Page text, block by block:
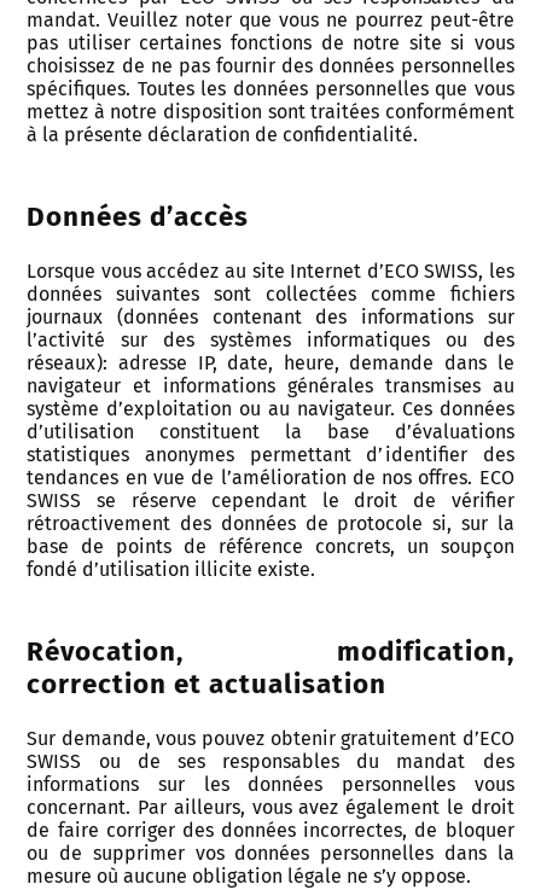
mandat. Veuillez noter que vous ne pourrez peut-être
pas utiliser certaines fonctions de notre site si vous
choisissez de ne pas fournir des données personnelles
spécifiques. Toutes les données personnelles que vous
mettez à notre disposition sont traitées conformément
à la présente déclaration de confidentialité.
Données d’accès
Lorsque vous accédez au site Internet d’ECO SWISS, les
données suivantes sont collectées comme fichiers
journaux (données contenant des informations sur
l’activité sur des systèmes informatiques ou des
réseaux): adresse IP, date, heure, demande dans le
navigateur et informations générales transmises au
système d’exploitation ou au navigateur. Ces données
d’utilisation constituent la base d’évaluations
statistiques anonymes permettant d’identifier des
tendances en vue de l’amélioration de nos offres. ECO
SWISS se réserve cependant le droit de vérifier
rétroactivement des données de protocole si, sur la
base de points de référence concrets, un soupçon
fondé d’utilisation illicite existe.
Révocation, modification,
correction et actualisation
Sur demande, vous pouvez obtenir gratuitement d’ECO
SWISS ou de ses responsables du mandat des
informations sur les données personnelles vous
concernant. Par ailleurs, vous avez également le droit
de faire corriger des données incorrectes, de bloquer
ou de supprimer vos données personnelles dans la
mesure où aucune obligation légale ne s’y oppose.